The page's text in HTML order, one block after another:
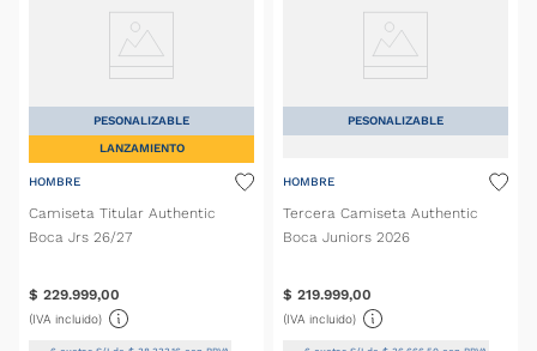
LANZAMIENTO
PESONALIZABLE
HOMBRE
Camiseta Titular Authentic
Boca Jrs 26/27
$ 229.999,00
(IVA incluido)
PESONALIZABLE
HOMBRE
Tercera Camiseta Authentic
Boca Juniors 2026
$ 219.999,00
(IVA incluido)